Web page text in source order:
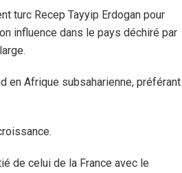
turc Recep Tayyip Erdogan pour
influence dans le pays déchiré par
en Afrique subsaharienne, préférant
de celui de la France avec le